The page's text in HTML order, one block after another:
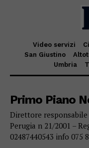
Video servizi
San Giustino
Umbria
Primo Piano
Direttore
Perugia n 21/2001 –
02487440543 info 075